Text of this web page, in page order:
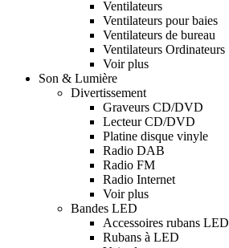
Ventilateurs
Ventilateurs pour baies
Ventilateurs de bureau
Ventilateurs Ordinateurs
Voir plus
Son & Lumière
Divertissement
Graveurs CD/DVD
Lecteur CD/DVD
Platine disque vinyle
Radio DAB
Radio FM
Radio Internet
Voir plus
Bandes LED
Accessoires rubans LED
Rubans à LED